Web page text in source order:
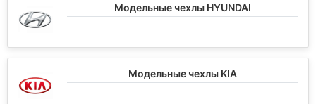
Модельные чехлы HYUNDAI
Модельные чехлы KIA